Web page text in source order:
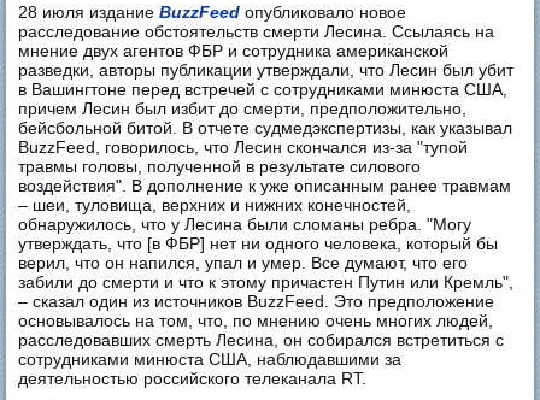
28 июля изданиеBuzzFeed опубликовало новое
расследование обстоятельств смерти Лесина. Ссылаясь на
мнение двух агентов ФБР и сотрудника американской
разведки, авторы публикации утверждали, что Лесин был убит
в Вашингтоне перед встречей с сотрудниками минюста США,
причем Лесин был избит до смерти, предположительно,
бейсбольной битой. В отчете судмедэкспертизы, как указывал
BuzzFeed, говорилось, что Лесин скончался из-за "тупой
травмы головы, полученной в результате силового
воздействия". В дополнение к уже описанным ранее травмам
– шеи, туловища, верхних и нижних конечностей,
обнаружилось, что у Лесина были сломаны ребра. "Могу
утверждать, что [в ФБР] нет ни одного человека, который бы
верил, что он напился, упал и умер. Все думают, что его
забили до смерти и что к этому причастен Путин или Кремль",
– сказал один из источников BuzzFeed. Это предположение
основывалось на том, что, по мнению очень многих людей,
расследовавших смерть Лесина, он собирался встретиться с
сотрудниками минюста США, наблюдавшими за
деятельностью российского телеканала RT.